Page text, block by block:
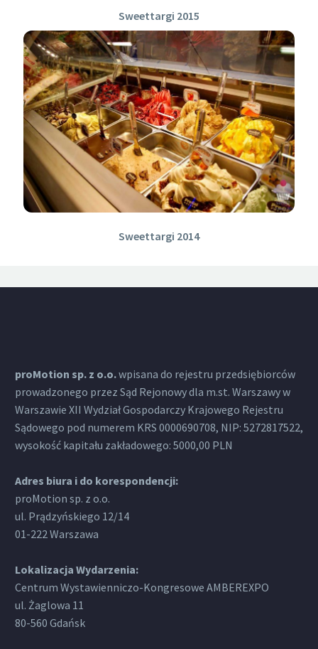
Sweettargi 2015
Sweettargi 2014
proMotion sp. z o.o.wpisana do rejestru przedsiębiorców
prowadzonego przez Sąd Rejonowy dla m.st. Warszawy w
Warszawie XII Wydział Gospodarczy Krajowego Rejestru
Sądowego pod numerem KRS 0000690708, NIP: 5272817522,
wysokość kapitału zakładowego: 5000,00 PLN
Adres biura i do korespondencji:
proMotion sp. z o.o.
ul. Prądzyńskiego 12/14
01-222 Warszawa
Lokalizacja Wydarzenia:
Centrum Wystawienniczo-Kongresowe AMBEREXPO
ul. Żaglowa 11
80-560 Gdańsk